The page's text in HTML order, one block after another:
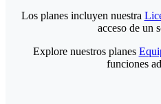
Los planes incluyen nuestra
acceso de un
Explore nuestros planes
funciones